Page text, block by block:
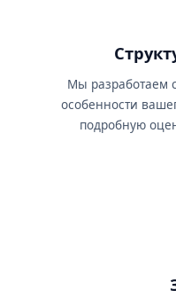
Мы разработаем
особенности
подробную